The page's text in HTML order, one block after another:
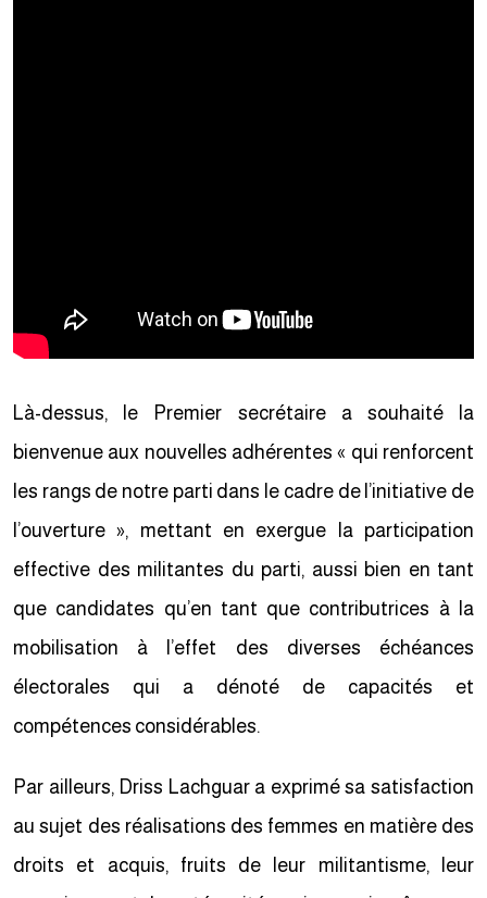
Là-dessus, le Premier secrétaire a souhaité la
bienvenue aux nouvelles adhérentes « qui renforcent
les rangs de notre parti dans le cadre de l’initiative de
l’ouverture », mettant en exergue la participation
effective des militantes du parti, aussi bien en tant
que candidates qu’en tant que contributrices à la
mobilisation à l’effet des diverses échéances
électorales qui a dénoté de capacités et
compétences considérables.
Par ailleurs, Driss Lachguar a exprimé sa satisfaction
au sujet des réalisations des femmes en matière des
droits et acquis, fruits de leur militantisme, leur